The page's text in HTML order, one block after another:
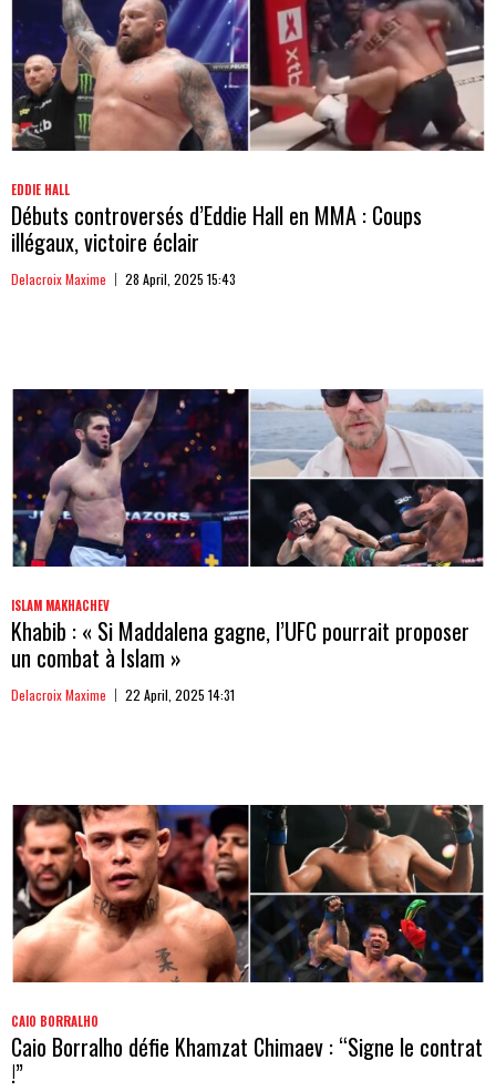
EDDIE HALL
Débuts controversés d’Eddie Hall en MMA : Coups
illégaux, victoire éclair
Delacroix Maxime 28 April, 2025 15:43
ISLAM MAKHACHEV
Khabib : « Si Maddalena gagne, l’UFC pourrait proposer
un combat à Islam »
Delacroix Maxime 22 April, 2025 14:31
CAIO BORRALHO
Caio Borralho défie Khamzat Chimaev : “Signe le contrat
!”